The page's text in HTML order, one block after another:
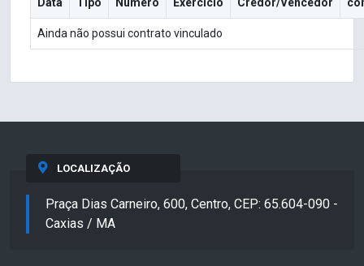
Ainda não possui contrato vinculado
LOCALIZAÇÃO
Praça Dias Carneiro, 600, Centro, CEP: 65.604-090 -
Caxias / MA